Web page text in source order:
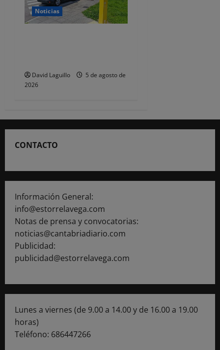
Noticias
David Laguillo
5 de agosto de
2026
CONTACTO
Información General:
info@estorrelavega.com
Notas de prensa y convocatorias:
noticias@cantabriadiario.com
Publicidad:
publicidad@estorrelavega.com
Lunes a viernes (de 9.00 a 14.00 y de 16.00 a 19.00
horas)
Teléfono: 686447266